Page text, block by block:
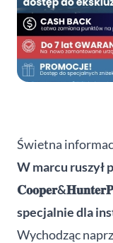
Świetna
W marcu ruszył
specjalnie dla
Wychodząc